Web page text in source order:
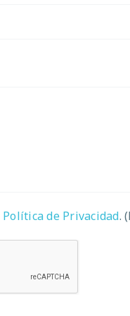
Política de Privacidad.